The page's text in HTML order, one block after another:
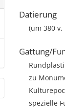
Datierung
(um 380 v.
Gattung/
zu
spezielle